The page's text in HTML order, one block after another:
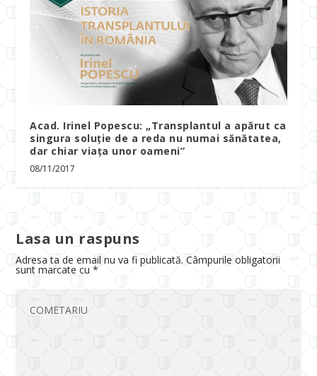
Acad. Irinel Popescu: „Transplantul a apărut ca
singura soluție de a reda nu numai sănătatea,
dar chiar viața unor oameni”
08/11/2017
Lasa un raspuns
Adresa ta de email nu va fi publicată. Câmpurile obligatorii
sunt marcate cu*